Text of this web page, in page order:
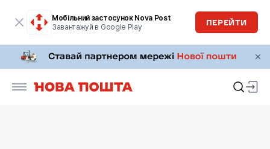
Мобільний застосунок Nova Post
Завантажуй в Google Play
ПЕРЕЙТИ